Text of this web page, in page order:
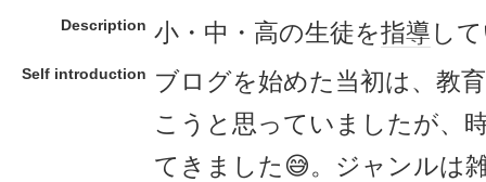
Description 小・中・高の生徒を指導 し
Self introduction
ブログを始めた当初は、教
こうと思っていましたが、
てきました😅。ジャンルは